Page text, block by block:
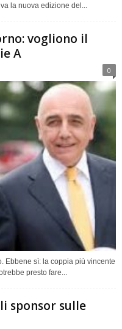
la nuova edizione del...
vogliono il
A
0
Ebbene sì: la coppia più vincente
presto fare...
sponsor sulle